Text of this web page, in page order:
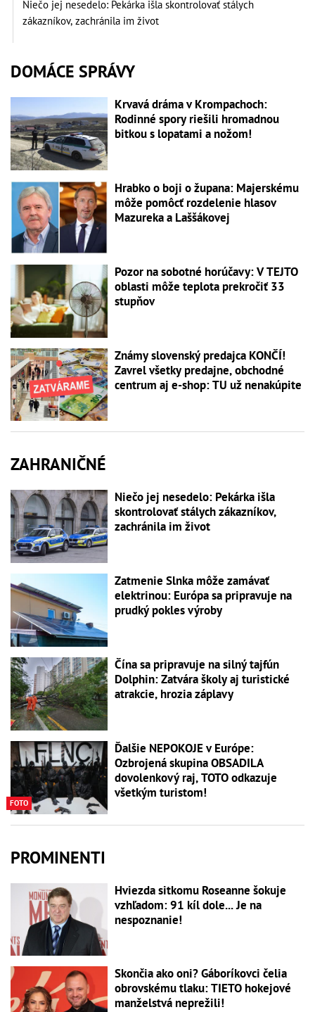
Niečo jej nesedelo: Pekárka išla skontrolovať stálych
zákazníkov, zachránila im život
DOMÁCE SPRÁVY
Krvavá dráma v Krompachoch:
Rodinné spory riešili hromadnou
bitkou s lopatami a nožom!
Hrabko o boji o župana: Majerskému
môže pomôcť rozdelenie hlasov
Mazureka a Laššákovej
Pozor na sobotné horúčavy: V TEJTO
oblasti môže teplota prekročiť 33
stupňov
Známy slovenský predajca KONČÍ!
Zavrel všetky predajne, obchodné
centrum aj e-shop: TU už nenakúpite
ZAHRANIČNÉ
Niečo jej nesedelo: Pekárka išla
skontrolovať stálych zákazníkov,
zachránila im život
Zatmenie Slnka môže zamávať
elektrinou: Európa sa pripravuje na
prudký pokles výroby
Čína sa pripravuje na silný tajfún
Dolphin: Zatvára školy aj turistické
atrakcie, hrozia záplavy
FOTO
Ďalšie NEPOKOJE v Európe:
Ozbrojená skupina OBSADILA
dovolenkový raj, TOTO odkazuje
všetkým turistom!
PROMINENTI
Hviezda sitkomu Roseanne šokuje
vzhľadom: 91 kíl dole... Je na
nespoznanie!
Skončia ako oni? Gáboríkovci čelia
obrovskému tlaku: TIETO hokejové
manželstvá neprežili!